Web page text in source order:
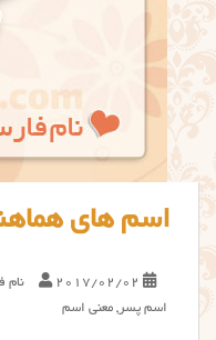
اسم های
2017/02/02 نام
اسم پسر , معنی اسم